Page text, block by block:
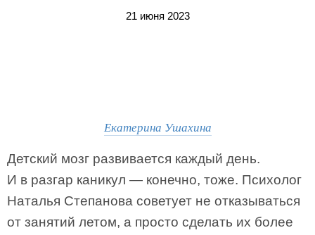
21 июня 2023
Екатерина Ушахина
Детский мозг развивается каждый день.
И в разгар каникул — конечно, тоже. Психолог
Наталья Степанова советует не отказываться
от занятий летом, а просто сделать их более